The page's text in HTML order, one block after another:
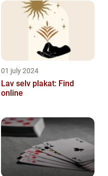
01 july 2024
Lav selv plakat: Find
online